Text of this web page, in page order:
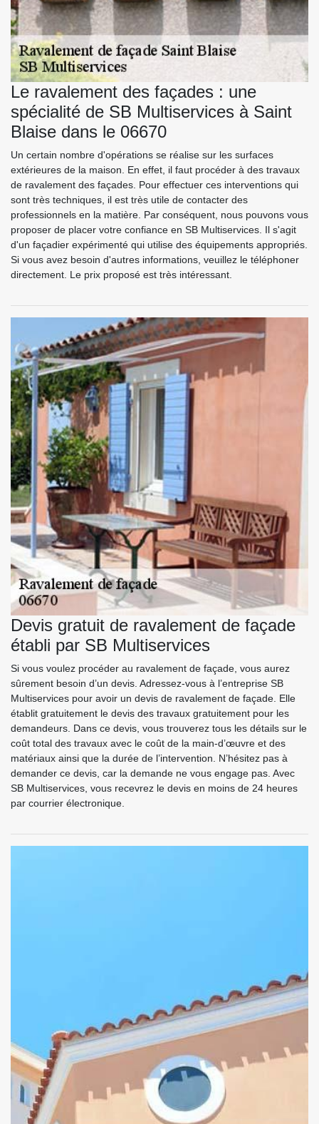
Le ravalement des façades : une
spécialité de SB Multiservices à Saint
Blaise dans le 06670
Un certain nombre d'opérations se réalise sur les surfaces
extérieures de la maison. En effet, il faut procéder à des travaux
de ravalement des façades. Pour effectuer ces interventions qui
sont très techniques, il est très utile de contacter des
professionnels en la matière. Par conséquent, nous pouvons vous
proposer de placer votre confiance en SB Multiservices. Il s'agit
d'un façadier expérimenté qui utilise des équipements appropriés.
Si vous avez besoin d'autres informations, veuillez le téléphoner
directement. Le prix proposé est très intéressant.
Devis gratuit de ravalement de façade
établi par SB Multiservices
Si vous voulez procéder au ravalement de façade, vous aurez
sûrement besoin d’un devis. Adressez-vous à l’entreprise SB
Multiservices pour avoir un devis de ravalement de façade. Elle
établit gratuitement le devis des travaux gratuitement pour les
demandeurs. Dans ce devis, vous trouverez tous les détails sur le
coût total des travaux avec le coût de la main-d’œuvre et des
matériaux ainsi que la durée de l’intervention. N’hésitez pas à
demander ce devis, car la demande ne vous engage pas. Avec
SB Multiservices, vous recevrez le devis en moins de 24 heures
par courrier électronique.